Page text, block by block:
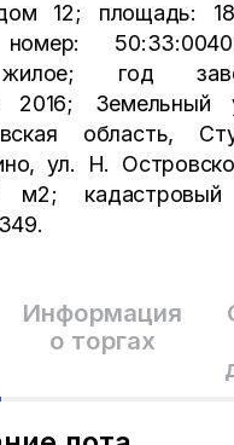
Информация
о торгах
12; площадь:
жилое; год
2016; Земельный
область,
ул. Н.
м2; кадастровый